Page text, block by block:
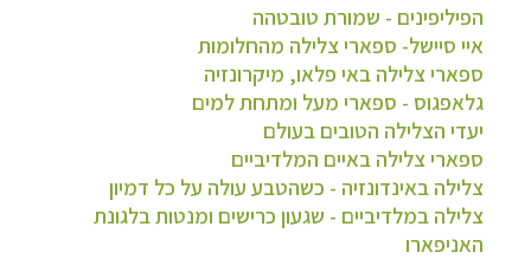
הפיליפינים - שמורת טובטהה
איי סיישל- ספארי צלילה מהחלומות
ספארי צלילה באי פלאו, מיקרונזיה
גלאפגוס - ספארי מעל ומתחת למים
יעדי הצלילה הטובים בעולם
ספארי צלילה באיים המלדיביים
צלילה באינדונזיה - כשהטבע עולה על כל דמיון
צלילה במלדיביים - שגעון כרישים ומנטות בלגונת
האניפארו